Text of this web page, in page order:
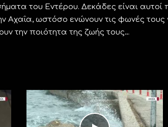
του Εντέρου. Δεκάδες είναι
Αχαΐα, ωστόσο ενώνουν τις φωνές
την ποιότητα της ζωής τους…